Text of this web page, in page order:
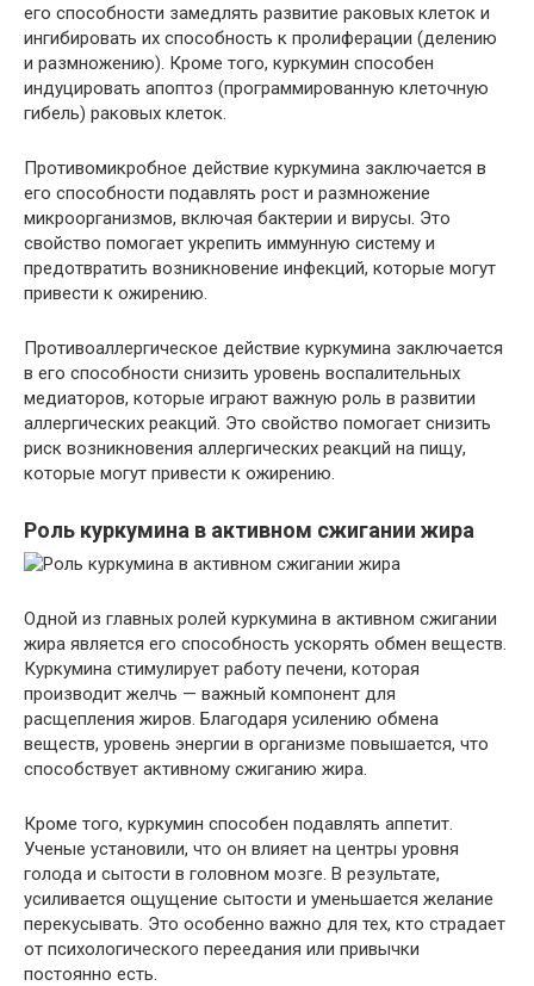
его способности замедлять развитие раковых клеток и
ингибировать их способность к пролиферации (делению
и размножению). Кроме того, куркумин способен
индуцировать апоптоз (программированную клеточную
гибель) раковых клеток.
Противомикробное действие куркумина заключается в
его способности подавлять рост и размножение
микроорганизмов, включая бактерии и вирусы. Это
свойство помогает укрепить иммунную систему и
предотвратить возникновение инфекций, которые могут
привести к ожирению.
Противоаллергическое действие куркумина заключается
в его способности снизить уровень воспалительных
медиаторов, которые играют важную роль в развитии
аллергических реакций. Это свойство помогает снизить
риск возникновения аллергических реакций на пищу,
которые могут привести к ожирению.
Роль куркумина в активном сжигании жира
Одной из главных ролей куркумина в активном сжигании
жира является его способность ускорять обмен веществ.
Куркумина стимулирует работу печени, которая
производит желчь — важный компонент для
расщепления жиров. Благодаря усилению обмена
веществ, уровень энергии в организме повышается, что
способствует активному сжиганию жира.
Кроме того, куркумин способен подавлять аппетит.
Ученые установили, что он влияет на центры уровня
голода и сытости в головном мозге. В результате,
усиливается ощущение сытости и уменьшается желание
перекусывать. Это особенно важно для тех, кто страдает
от психологического переедания или привычки
постоянно есть.